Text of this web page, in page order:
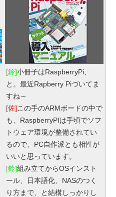
[鈴]小冊子はRaspberryPi、
と。最近Rapberry Piづいてま
すね～
[佐]この手のARMボードの中で
も、RaspberryPIは手頃でソフ
トウェア環境が整備されてい
るので、PC自作派とも相性が
いいと思っています。
[鈴]組み立てからOSインスト
ール、日本語化、NASのつく
り方まで、と結構しっかりし